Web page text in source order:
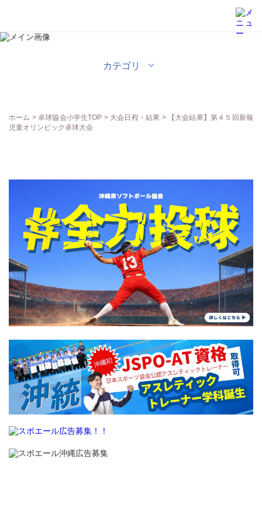
カテゴリ
ホーム >卓球協会小学生TOP > 大会日程・結果 > 【大会結果】第４５回新報
児童オリンピック卓球大会